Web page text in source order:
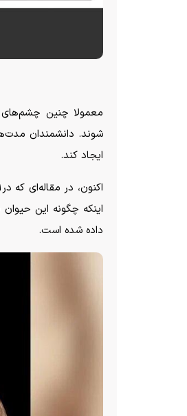
معمولا چنین چشم‌های
شوند. دانشمندان
ایجاد کند.
اینکه چگونه این
داده شده است.